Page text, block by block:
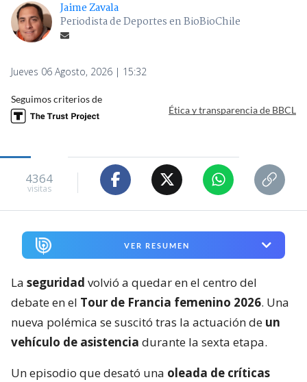
Jaime Zavala
Periodista de Deportes en BioBioChile
Jueves 06 Agosto, 2026 | 15:32
Seguimos criterios de
Ética y transparencia de BBCL
4364
visitas
VER RESUMEN
La seguridad volvió a quedar en el centro del
debate en el Tour de Francia femenino 2026. Una
nueva polémica se suscitó tras la actuación de un
vehículo de asistencia durante la sexta etapa.
Un episodio que desató una oleada de críticas